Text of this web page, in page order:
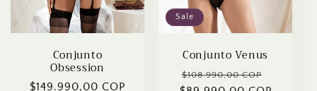
Conjunto
Obsession
Regular
$149.990,00 COP
Sale
Conjunto Venus
Regular
$108.990,00 COP